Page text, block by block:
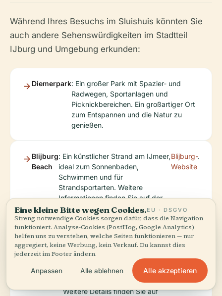
Während Ihres Besuchs im Sluishuis könnten Sie
auch andere Sehenswürdigkeiten im Stadtteil
IJburg und Umgebung erkunden:
Diemerpark: Ein großer Park mit Spazier- und
Radwegen, Sportanlagen und
Picknickbereichen. Ein großartiger Ort
zum Entspannen und die Natur zu
genießen.
Blijburg
Beach
: Ein künstlicher Strand am IJmeer,
ideal zum Sonnenbaden,
Schwimmen und für
Strandsportarten. Weitere
Informationen finden Sie auf der
Blijburg-
Website
.
Pampus-
Insel
: Eine historische Festungsinsel,
die mit dem Boot von IJburg aus
erreichbar ist. Sie bietet
Ausstellungen zur maritimen
Geschichte Amsterdams.
Weitere Details finden Sie auf
Pampus-
Website
Eine kleine Bitte wegen Cookies.EU · DSGVO
Streng notwendige Cookies sorgen dafür, dass die Navigation
funktioniert. Analyse-Cookies (PostHog, Google Analytics)
helfen uns zu verstehen, welche Seiten funktionieren — nur
aggregiert, keine Werbung, kein Verkauf. Du kannst dies
jederzeit im Footer ändern.
Anpassen Alle ablehnen Alle akzeptieren